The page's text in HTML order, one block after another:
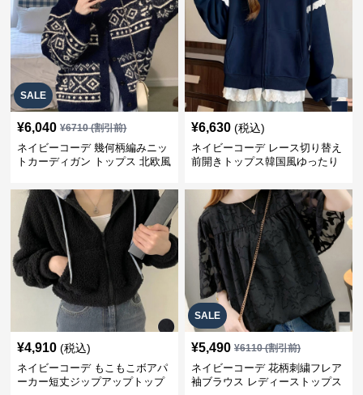
SALE
¥6,040 ¥6710(割引前)
ネイビーコーデ 幾何柄編みニッ
トカーディガン トップス 北欧風
¥6,630 (税込)
ネイビーコーデ レース切り替え
前開きトップス韓国風ゆったり
¥4,910 (税込)
ネイビーコーデ もこもこボアパ
ーカー短丈ジップアップトップ
SALE
¥5,490 ¥6110(割引前)
ネイビーコーデ 花柄刺繍フレア
袖ブラウス レディーストップス